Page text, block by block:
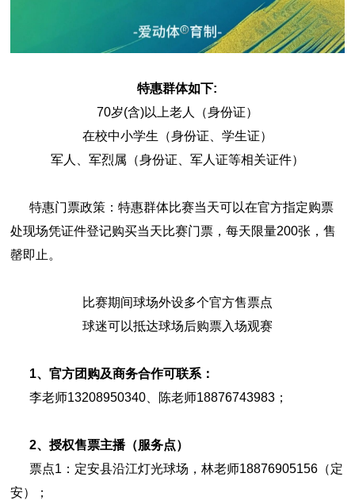
特惠群体如下:
70岁(含)以上老人（身份证）
在校中小学生（身份证、学生证）
军人、军烈属（身份证、军人证等相关证件）
特惠门票政策：特惠群体比赛当天可以在官方指定购票
处现场凭证件登记购买当天比赛门票，每天限量200张，售
罄即止。
比赛期间球场外设多个官方售票点
球迷可以抵达球场后购票入场观赛
1、官方团购及商务合作可联系：
李老师13208950340、陈老师18876743983；
2、授权售票主播（服务点）
票点1：定安县沿江灯光球场，林老师18876905156（定
安）；